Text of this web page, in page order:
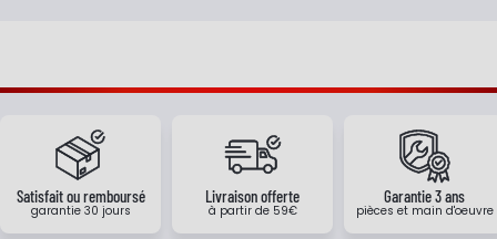
Satisfait ou remboursé
garantie 30 jours
Livraison offerte
à partir de 59€
Garantie 3 ans
pièces et main d'oeuvre